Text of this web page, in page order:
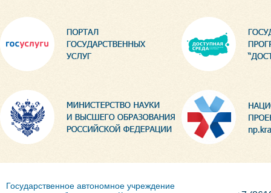
Государственное автономное учреждение